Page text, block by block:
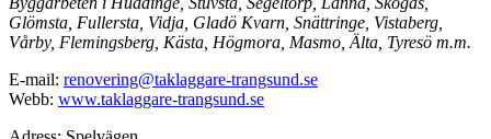
Glömsta, Fullersta, Vidja, Gladö Kvarn, Snättringe, Vistaberg,
Vårby, Flemingsberg, Kästa, Högmora, Masmo, Älta, Tyresö m.m.
E-mail: renovering@taklaggare-trangsund.se
Webb: www.taklaggare-trangsund.se